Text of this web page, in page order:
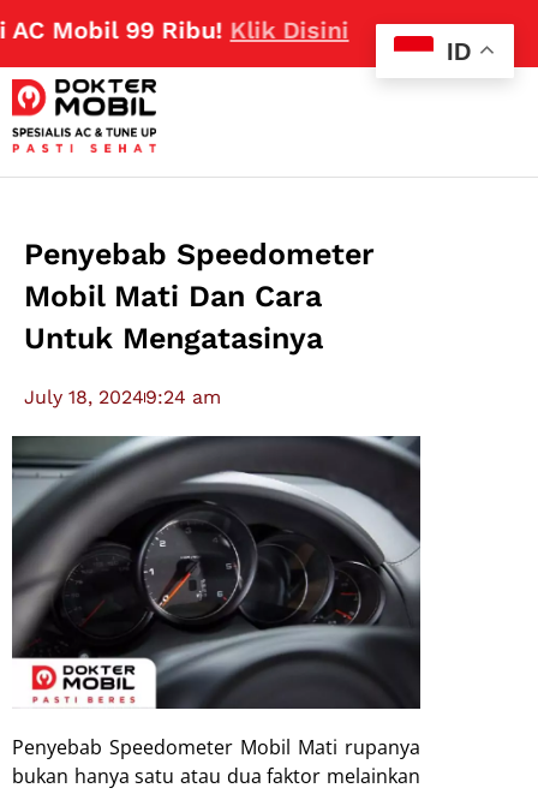
99 Ribu!Klik Disini
Penyebab Speedometer
Mobil Mati Dan Cara
Untuk Mengatasinya
July 18, 20249:24 am
Penyebab Speedometer Mobil Mati rupanya
bukan hanya satu atau dua faktor melainkan
ID